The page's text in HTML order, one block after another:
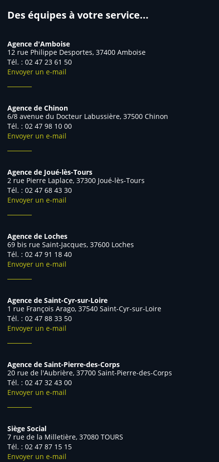
Des équipes à votre service...
Agence d'Amboise
12 rue Philippe Desportes, 37400 Amboise
Tél. : 02 47 23 61 50
Envoyer un e-mail
Agence de Chinon
6/8 avenue du Docteur Labussière, 37500 Chinon
Tél. : 02 47 98 10 00
Envoyer un e-mail
Agence de Joué-lès-Tours
2 rue Pierre Laplace, 37300 Joué-lès-Tours
Tél. : 02 47 68 43 30
Envoyer un e-mail
Agence de Loches
69 bis rue Saint-Jacques, 37600 Loches
Tél. : 02 47 91 18 40
Envoyer un e-mail
Agence de Saint-Cyr-sur-Loire
1 rue François Arago, 37540 Saint-Cyr-sur-Loire
Tél. : 02 47 88 33 50
Envoyer un e-mail
Agence de Saint-Pierre-des-Corps
20 rue de l'Aubrière, 37700 Saint-Pierre-des-Corps
Tél. : 02 47 32 43 00
Envoyer un e-mail
Siège Social
7 rue de la Milletière, 37080 TOURS
Tél. : 02 47 87 15 15
Envoyer un e-mail